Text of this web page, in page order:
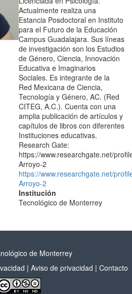
Actualmente realiza una
Estancia Posdoctoral en Instituto
para el Futuro de la Educación
Campus Guadalajara. Sus líneas
de investigación son los Estudios
de Género, Ciencia, Innovación
Educativa e Imaginarios
Sociales. Es integrante de la
Red Mexicana de Ciencia,
Tecnología y Género, AC. (Red
CITEG, A.C.). Cuenta con una
amplia publicación de artículos y
capítulos de libros con diferentes
Instituciones educativas.
Research Gate:
https://www.researchgate.net/
Arroyo-2
https://www.researchgate.net/
Arroyo-2
Institución
Tecnológico de Monterrey
de Monterrey
| Aviso de privacidad | Contacto